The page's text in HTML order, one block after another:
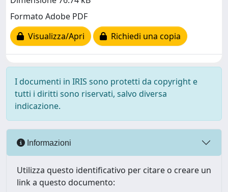
Formato Adobe PDF
Visualizza/Apri
Richiedi una copia
I documenti in IRIS sono protetti da copyright e
tutti i diritti sono riservati, salvo diversa
indicazione.
Informazioni
Utilizza questo identificativo per citare o creare un
link a questo documento: